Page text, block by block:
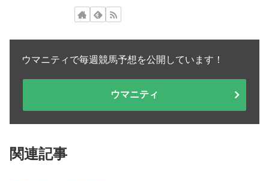
ウマニティで毎週競馬予想を公開しています！
ウマニティ
関連記事